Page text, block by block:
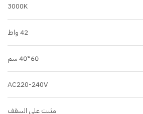
3000K
42 واط
60*40 سم
AC220-240V
مثبت على السقف